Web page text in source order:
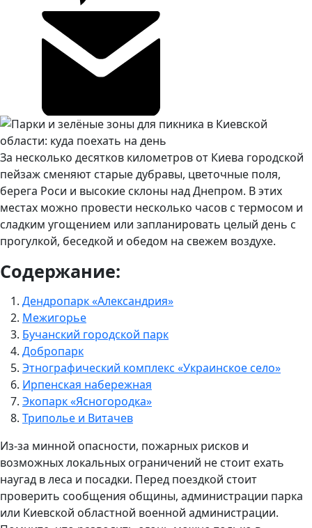
За несколько десятков километров от Киева городской
пейзаж сменяют старые дубравы, цветочные поля,
берега Роси и высокие склоны над Днепром. В этих
местах можно провести несколько часов с термосом и
сладким угощением или запланировать целый день с
прогулкой, беседкой и обедом на свежем воздухе.
Содержание:
Дендропарк «Александрия»
Межигорье
Бучанский городской парк
Добропарк
Этнографический комплекс «Украинское село»
Ирпенская набережная
Экопарк «Ясногородка»
Триполье и Витачев
Из-за минной опасности, пожарных рисков и
возможных локальных ограничений не стоит ехать
наугад в леса и посадки. Перед поездкой стоит
проверить сообщения общины, администрации парка
или Киевской областной военной администрации.